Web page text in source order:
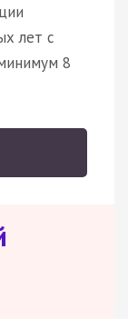
лет с
8